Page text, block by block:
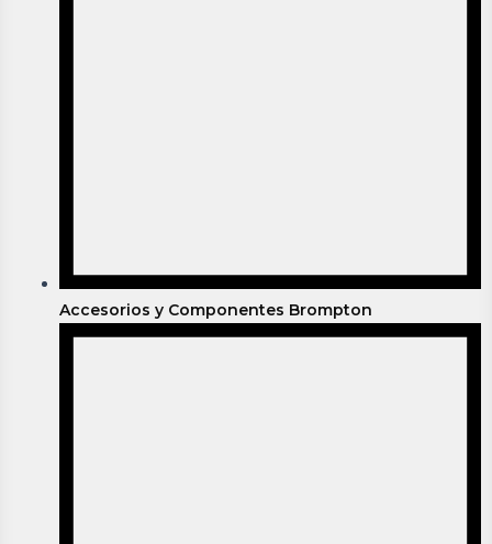
Accesorios y Componentes Brompton